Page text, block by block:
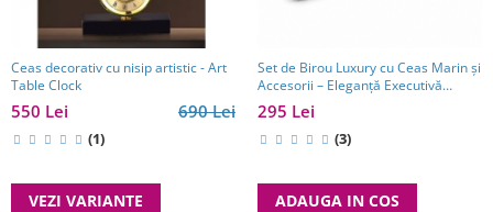
Ceas decorativ cu nisip artistic - Art
Table Clock
690 Lei
550 Lei
(1)
VEZI VARIANTE
Set de Birou Luxury cu Ceas Marin și
Accesorii – Eleganță Executivă
pentru Manageri
295 Lei
(3)
ADAUGA IN COS